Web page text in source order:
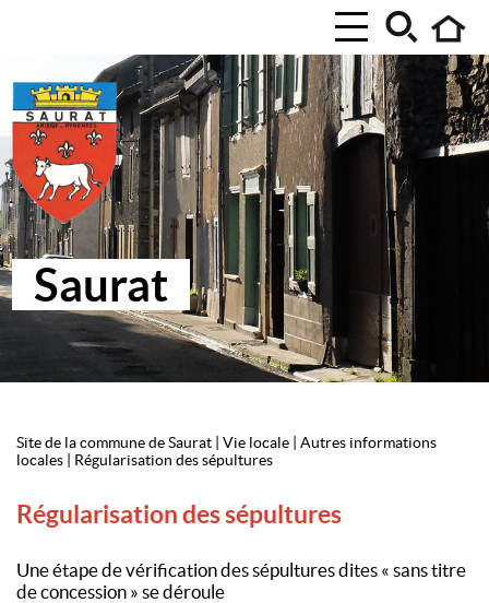
Saurat
Site de la commune de Saurat Vie locale
Autres informations
locales
Régularisation des sépultures
Régularisation des sépultures
Une étape de vérification des sépultures dites « sans titre
de concession » se déroule